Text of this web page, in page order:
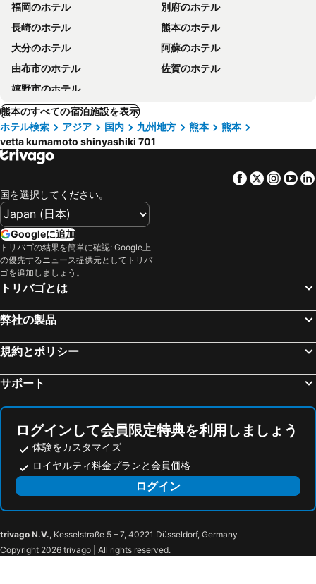
福岡のホテル
別府のホテル
長崎のホテル
熊本のホテル
大分のホテル
阿蘇のホテル
由布市のホテル
佐賀のホテル
嬉野市のホテル
熊本のすべての宿泊施設を表示
ホテル検索
アジア 国内 九州地方 熊本
熊本
vetta kumamoto shinyashiki 701
Facebook
Twitter
国を選択してください。
Googleに追加
トリバゴの結果を簡単に確認: Google上
の優先するニュース提供元としてトリバ
ゴを追加しましょう。
トリバゴとは
弊社の製品
規約とポリシー
サポート
ログインして会員限定特典を利用しましょう
体験をカスタマイズ
ロイヤルティ料金プランと会員価格
ログイン
trivago N.V., Kesselstraße 5 – 7, 40221 Düsseldorf, Germany
Copyright 2026 trivago | All rights reserved.